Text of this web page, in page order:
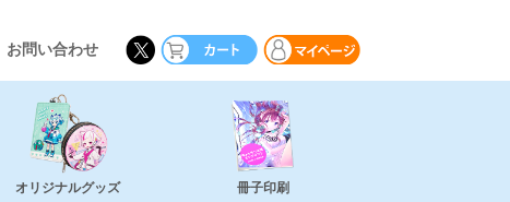
お問い合わせ
オリジナルグッズ 冊子印刷